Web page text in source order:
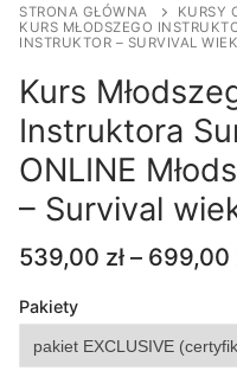
STRONA GŁÓWNA
KURSY
KURS MŁODSZEGO
INSTRUKTOR – SURVIVAL
Kurs
Instruktora
ONLINE
– Survival
539,00 zł – 699,00
Pakiety